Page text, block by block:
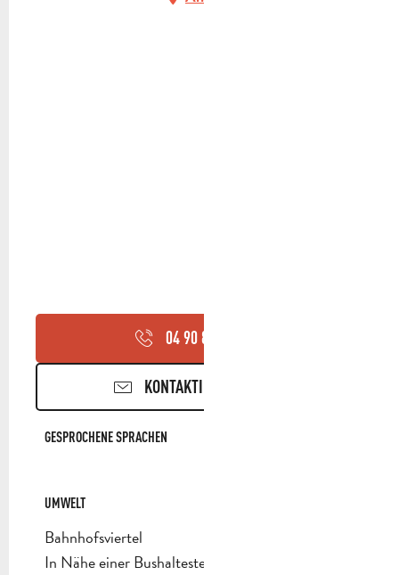
04 90 85 45
KONTAKTIEREN SIE UNS
GESPROCHENE SPRACHEN
GESPROCHENE SPRACHEN
UMWELT
UMWELT
Bahnhofsviertel
In Nähe einer Bushaltestelle